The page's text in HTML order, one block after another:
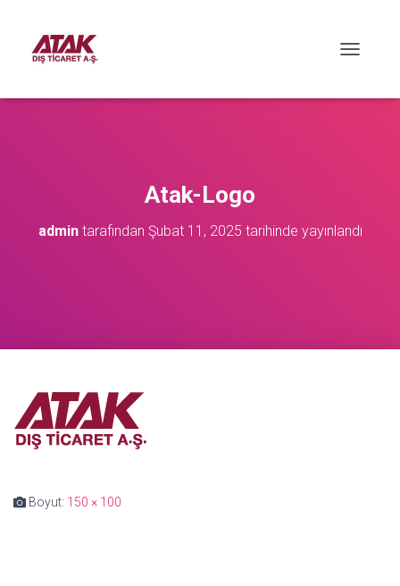
N
A
Atak-Logo
admintarafından Şubat 11, 2025 tarihinde yayınlandı
Boyut: 150 × 100